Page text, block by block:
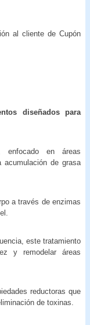
al cliente de Cupón
diseñados para
enfocado en áreas
de grasa
a través de enzimas
este tratamiento
y remodelar áreas
reductoras que
de toxinas.